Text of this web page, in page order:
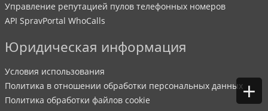
+
Управление репутацией пулов телефонных номеров
API SpravPortal WhoCalls
Юридическая информация
Условия использования
Политика в отношении обработки персональных данных
Политика обработки файлов cookie